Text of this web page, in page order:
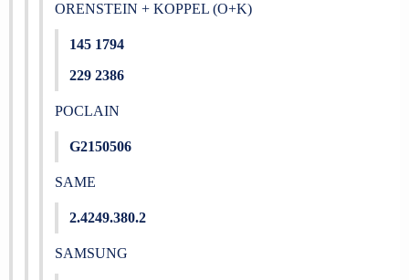
ORENSTEIN + KOPPEL (O+K)
145 1794
229 2386
POCLAIN
G2150506
SAME
2.4249.380.2
SAMSUNG